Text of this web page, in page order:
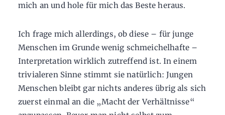
mich an und hole für mich das Beste heraus.
Ich frage mich allerdings, ob diese – für junge
Menschen im Grunde wenig schmeichelhafte –
Interpretation wirklich zutreffend ist. In einem
trivialeren Sinne stimmt sie natürlich: Jungen
Menschen bleibt gar nichts anderes übrig als sich
zuerst einmal an die „Macht der Verhältnisse“